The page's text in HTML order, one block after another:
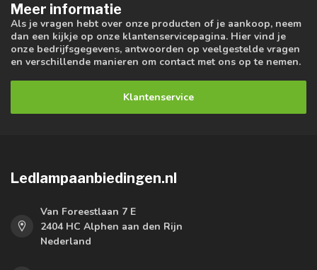
Meer informatie
Als je vragen hebt over onze producten of je aankoop, neem
dan een kijkje op onze klantenservicepagina. Hier vind je
onze bedrijfsgegevens, antwoorden op veelgestelde vragen
en verschillende manieren om contact met ons op te nemen.
Klantenservice
Ledlampaanbiedingen.nl
Van Foreestlaan 7 E
2404 HC Alphen aan den Rijn
Nederland